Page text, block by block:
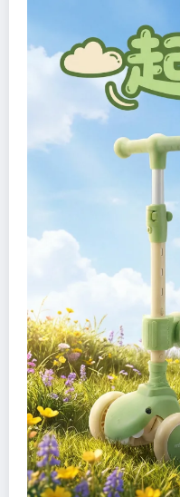
提示词：生成一张电商